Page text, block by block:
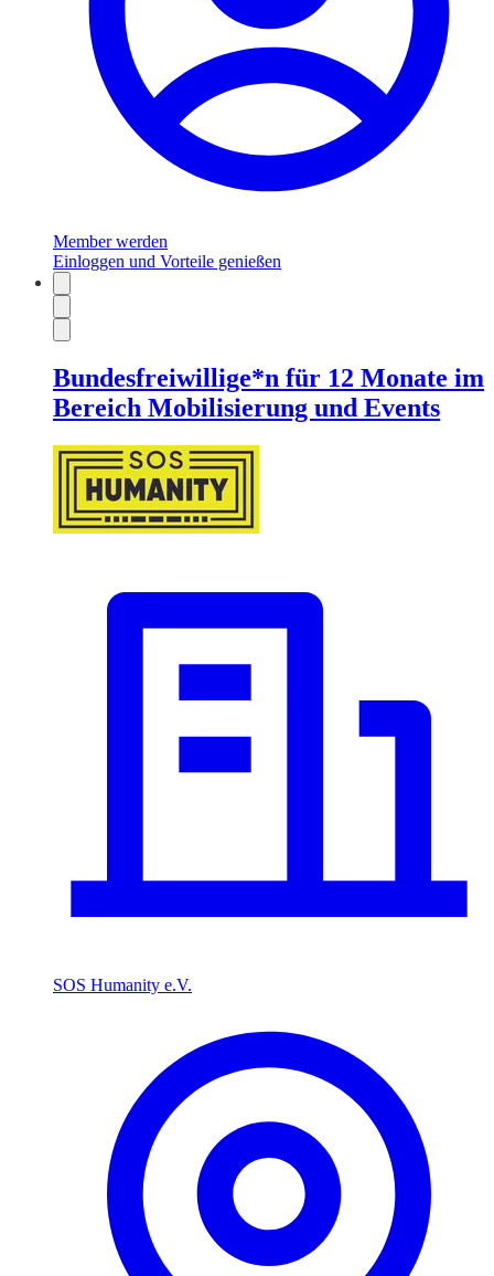
Member werden
Einloggen und Vorteile genießen
Bundesfreiwillige*n für 12 Monate im
Bereich Mobilisierung und Events
SOS Humanity e.V.